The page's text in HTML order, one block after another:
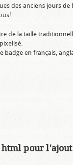
des anciens jours
de la taille
badge en français,
html pour